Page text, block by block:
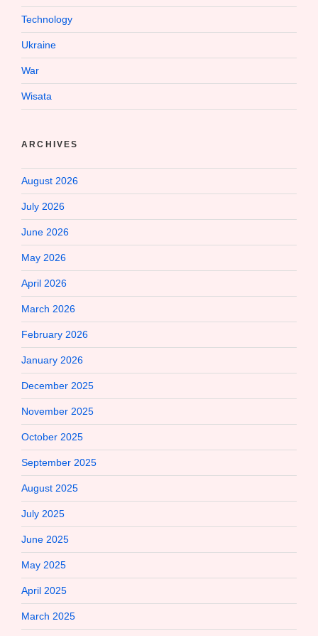
Technology
Ukraine
War
Wisata
ARCHIVES
August 2026
July 2026
June 2026
May 2026
April 2026
March 2026
February 2026
January 2026
December 2025
November 2025
October 2025
September 2025
August 2025
July 2025
June 2025
May 2025
April 2025
March 2025